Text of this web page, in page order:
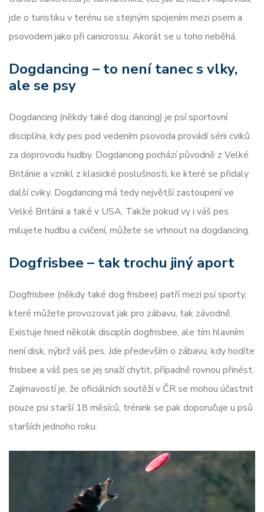
jde o turistiku v terénu se stejným spojením mezi psem a
psovodem jako při canicrossu. Akorát se u toho neběhá.
Dogdancing – to není tanec s vlky,
ale se psy
Dogdancing (někdy také dog dancing) je psí sportovní
disciplína, kdy pes pod vedením psovoda provádí sérii cviků
za doprovodu hudby. Dogdancing pochází původně z Velké
Británie a vznikl z klasické poslušnosti, ke které se přidaly
další cviky. Dogdancing má tedy největší zastoupení ve
Velké Británii a také v USA. Takže pokud vy i váš pes
milujete hudbu a cvičení, můžete se vrhnout na dogdancing.
Dogfrisbee – tak trochu jiný aport
Dogfrisbee (někdy také dog frisbee) patří mezi psí sporty,
které můžete provozovat jak pro zábavu, tak závodně.
Existuje hned několik disciplín dogfrisbee, ale tím hlavním
není disk, nýbrž váš pes. Jde především o zábavu, kdy hodíte
frisbee a váš pes se jej snaží chytit, případně rovnou přinést.
Zajímavostí je, že oficiálních soutěží v ČR se mohou účastnit
pouze psi starší 18 měsíců, trénink se pak doporučuje u psů
starších jednoho roku.